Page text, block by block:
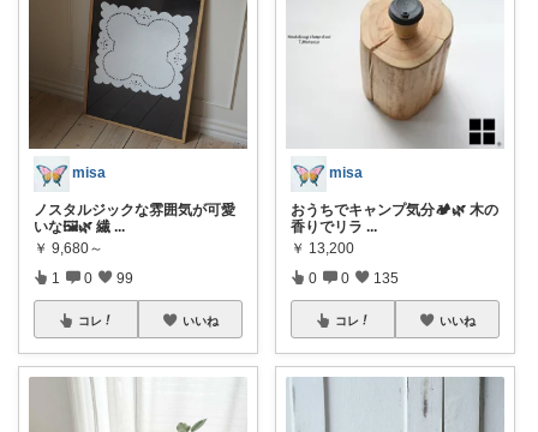
misa
ノスタルジックな雰囲気が可愛
いな🖼️🌿 繊 ...
￥ 9,680～
1 0 99
コレ いいね
misa
おうちでキャンプ気分🏕️🌿 木の
香りでリラ ...
￥ 13,200
0 0 135
コレ いいね